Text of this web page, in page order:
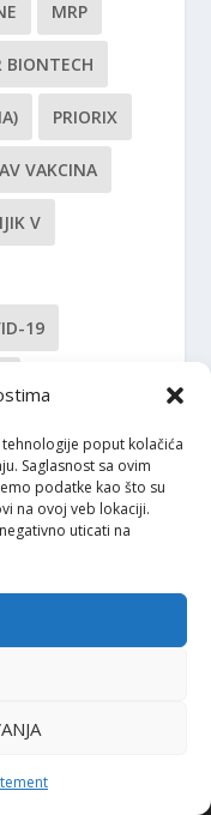
poput kolačića
Saglasnost sa ovim
podatke kao što su
na ovoj veb lokaciji.
uticati na
MRP
BIONTECH
PRIORIX
VAKCINA
V
19
“Nauka i svijet”,